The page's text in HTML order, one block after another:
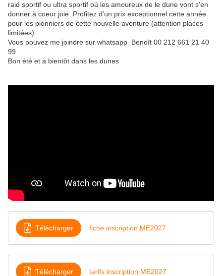
raid sportif ou ultra sportif où les amoureux de le dune vont s'en
donner à coeur joie. Profitez d'un prix exceptionnel cette année
pour les pionniers de cette nouvelle aventure (attention places
limitées)
Vous pouvez me joindre sur whatsapp Benoît 00 212 661 21 40
99
Bon été et à bientôt dans les dunes
Télécharger fiche inscription ME2027
Télécharger tarifs inscription ME2027